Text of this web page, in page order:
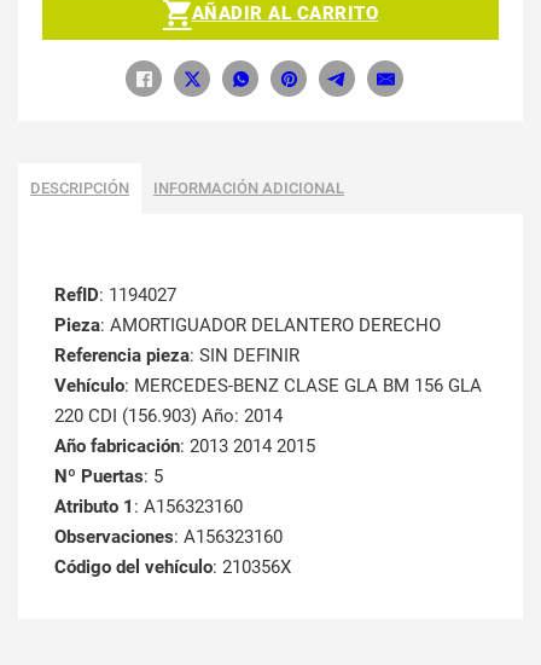
AÑADIR AL CARRITO
DESCRIPCIÓN INFORMACIÓN ADICIONAL
RefID: 1194027
Pieza: AMORTIGUADOR DELANTERO DERECHO
Referencia pieza: SIN DEFINIR
Vehículo: MERCEDES-BENZ CLASE GLA BM 156 GLA
220 CDI (156.903) Año: 2014
Año fabricación: 2013 2014 2015
Nº Puertas: 5
Atributo 1 : A156323160
Observaciones: A156323160
Código del vehículo: 210356X